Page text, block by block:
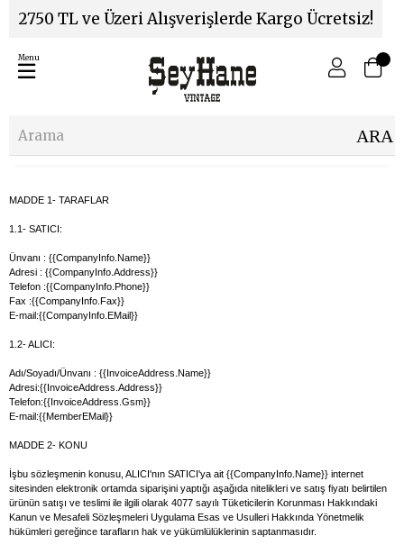
2750 TL ve Üzeri Alışverişlerde Kargo Ücretsiz!
Menu
MADDE 1- TARAFLAR
1.1- SATICI:
Ünvanı : {{CompanyInfo.Name}}
Adresi : {{CompanyInfo.Address}}
Telefon :{{CompanyInfo.Phone}}
Fax :{{CompanyInfo.Fax}}
E-mail:{{CompanyInfo.EMail}}
1.2- ALICI:
Adı/Soyadı/Ünvanı : {{InvoiceAddress.Name}}
Adresi:{{InvoiceAddress.Address}}
Telefon:{{InvoiceAddress.Gsm}}
E-mail:{{MemberEMail}}
MADDE 2- KONU
İşbu sözleşmenin konusu, ALICI'nın SATICI'ya ait {{CompanyInfo.Name}} internet
sitesinden elektronik ortamda siparişini yaptığı aşağıda nitelikleri ve satış fiyatı belirtilen
ürünün satışı ve teslimi ile ilgili olarak 4077 sayılı Tüketicilerin Korunması Hakkındaki
Kanun ve Mesafeli Sözleşmeleri Uygulama Esas ve Usulleri Hakkında Yönetmelik
hükümleri gereğince tarafların hak ve yükümlülüklerinin saptanmasıdır.